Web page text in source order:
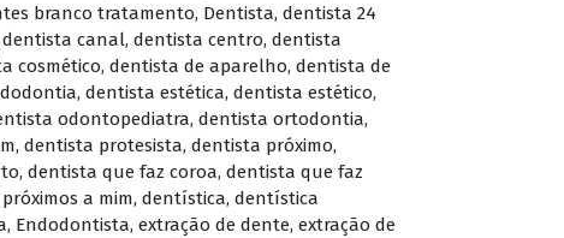
branco tratamento, Dentista, dentista 24
dentista canal, dentista centro, dentista
cosmético, dentista de aparelho, dentista de
, dentista estética, dentista estético,
odontopediatra, dentista ortodontia,
, dentista protesista, dentista próximo,
, dentista que faz coroa, dentista que faz
a mim, dentística, dentística
, Endodontista, extração de dente, extração de